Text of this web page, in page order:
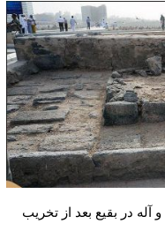
در بقیع بعد از تخریب